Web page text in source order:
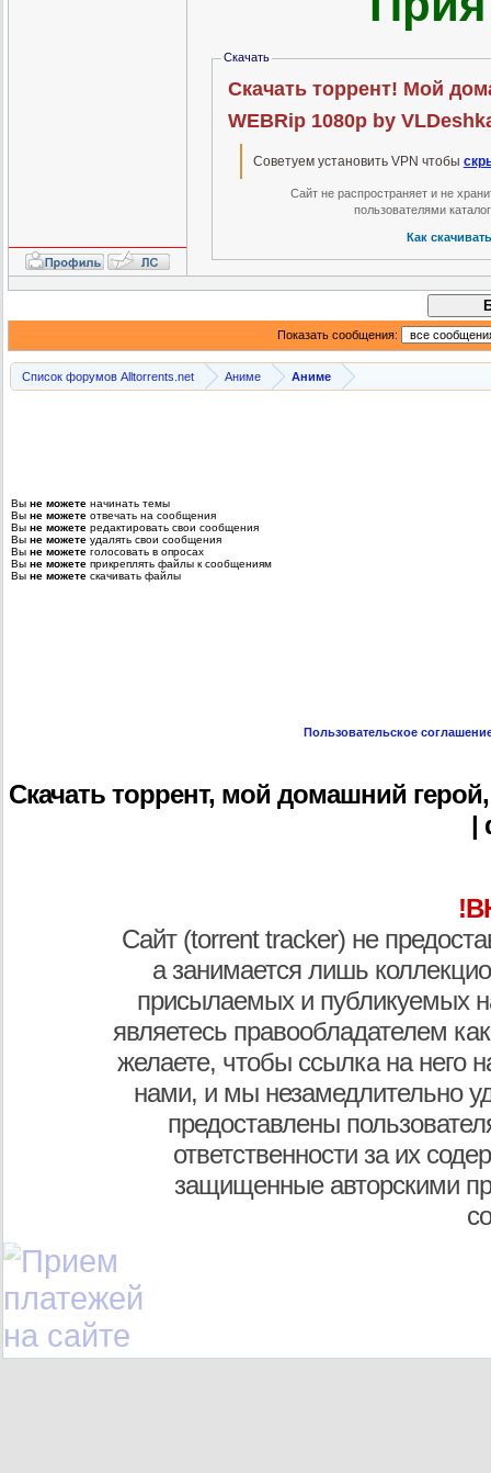
Скачать
Скачать торрент! Мой
WEBRip 1080p by
Советуем установить VPN чтобы
Сайт не распространяет и не
пользователями
Как
Показать сообщения:
Список форумов Alltorrents.net Аниме Аниме
Вы не можете начинать темы
Вы не можете отвечать на сообщения
Вы не можете редактировать свои сообщения
Вы не можете удалять свои сообщения
Вы не можете голосовать в опросах
Вы не можете прикреплять файлы к сообщениям
Вы не можете скачивать файлы
Пользовательское
Скачать торрент, мой домашний
|
Сайт (torrent tracker) не
а занимается лишь
присылаемых и публикуемых
являетесь правообладателем
желаете, чтобы ссылка на него
нами, и мы незамедлительно
предоставлены
ответственности за их
защищенные авторскими